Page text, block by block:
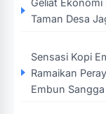
Taman Desa
Sensasi Kopi
Ramaikan
Embun